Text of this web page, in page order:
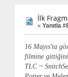
İlk
« Yanıtla
16 Mayıs'ta
filmine
TLC ~